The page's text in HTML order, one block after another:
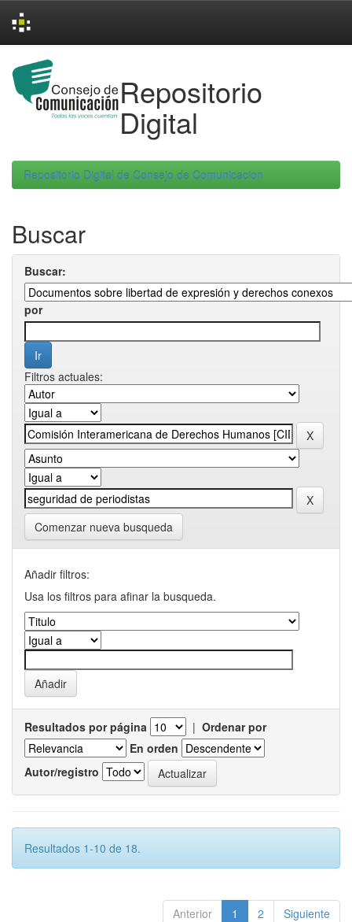
navigation
Repositorio
Digital
Repositorio Digital de Consejo de Comunicacion
Buscar
Buscar:
por
Filtros actuales:
Comenzar nueva busqueda
Añadir filtros:
Usa los filtros para afinar la busqueda.
Resultados por página | Ordenar por
En orden
Autor/registro
Resultados 1-10 de 18.
Anterior 1 2 Siguiente